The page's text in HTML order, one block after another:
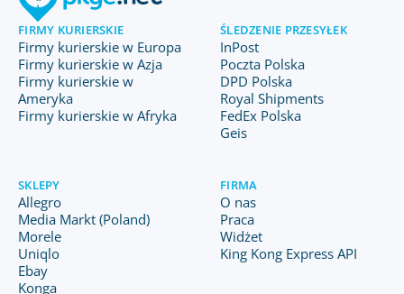
FIRMY KURIERSKIE
Firmy kurierskie w Europa
Firmy kurierskie w Azja
Firmy kurierskie w
Ameryka
Firmy kurierskie w Afryka
ŚLEDZENIE PRZESYŁEK
InPost
Poczta Polska
DPD Polska
Royal Shipments
FedEx Polska
Geis
SKLEPY
Allegro
Media Markt (Poland)
Morele
Uniqlo
Ebay
Konga
FIRMA
O nas
Praca
Widżet
King Kong Express API